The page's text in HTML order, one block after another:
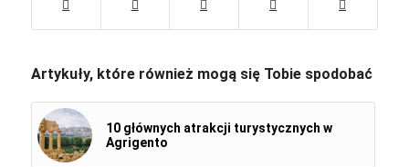
Artykuły, które również mogą się Tobie spodobać
10 głównych atrakcji turystycznych w
Agrigento